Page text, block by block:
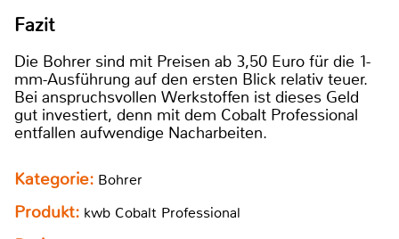
Fazit
Die Bohrer sind mit Preisen ab 3,50 Euro für die 1-
mm-Ausführung auf den ersten Blick relativ teuer.
Bei anspruchsvollen Werkstoffen ist dieses Geld
gut investiert, denn mit dem Cobalt Professional
entfallen aufwendige Nacharbeiten.
Kategorie: Bohrer
Produkt: kwb Cobalt Professional